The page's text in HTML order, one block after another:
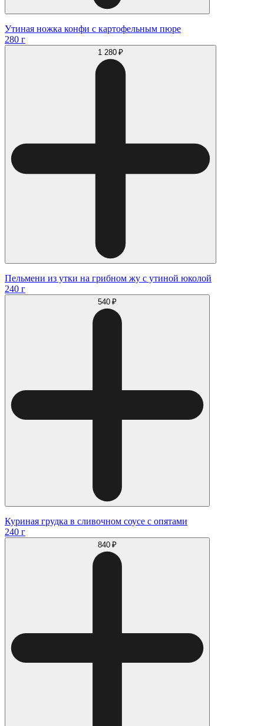
Утиная ножка конфи с картофельным пюре
280 г
1 280 ₽
Пельмени из утки на грибном жу с утиной юколой
240 г
540 ₽
Куриная грудка в сливочном соусе с опятами
240 г
840 ₽